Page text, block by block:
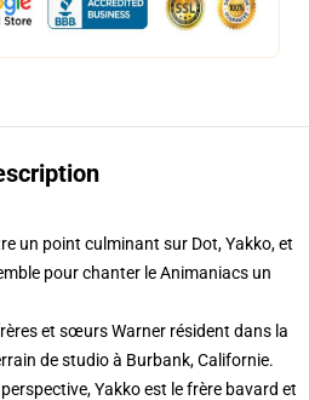
un point culminant sur Dot, Yakko, et
pour chanter le Animaniacs un
et sœurs Warner résident dans la
de studio à Burbank, Californie.
Yakko est le frère bavard et